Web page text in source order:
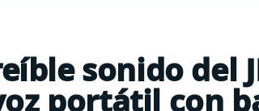
sonido del
portátil con